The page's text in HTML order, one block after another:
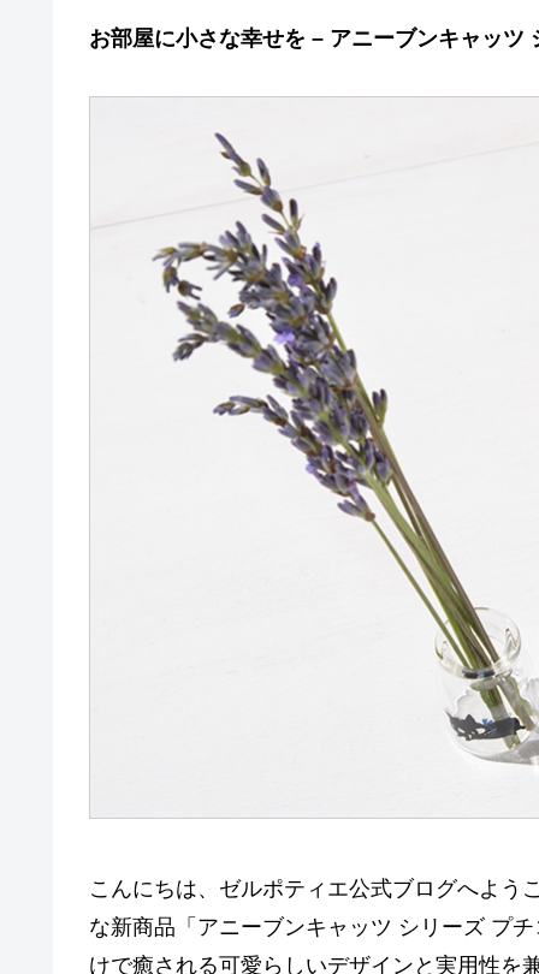
お部屋に小さな幸せを – アニーブンキャッツ
こんにちは、ゼルポティエ公式ブログへよう
な新商品「アニーブンキャッツ シリーズ プ
けで癒される可愛らしいデザインと実用性を